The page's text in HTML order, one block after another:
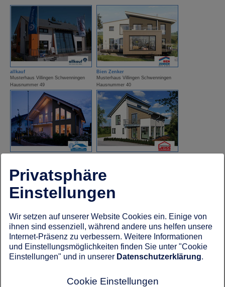
allkauf
Musterhaus Villingen Schwenningen
Hausnummer 49
Bien Zenker
Musterhaus Villingen Schwenningen
Hausnummer 40
Hausnummer 52
Hanse Haus
Musterhaus Villingen Schwenningen
OKAL Haus
Musterhaus Villingen Schwenningen
Privatsphäre
Einstellungen
Wir setzen auf unserer Website Cookies ein. Einige von
ihnen sind essenziell, während andere uns helfen unsere
Internet-Präsenz zu verbessern. Weitere Informationen
und Einstellungsmöglichkeiten finden Sie unter "Cookie
Einstellungen" und in unserer Datenschutzerklärung.
Cookie Einstellungen